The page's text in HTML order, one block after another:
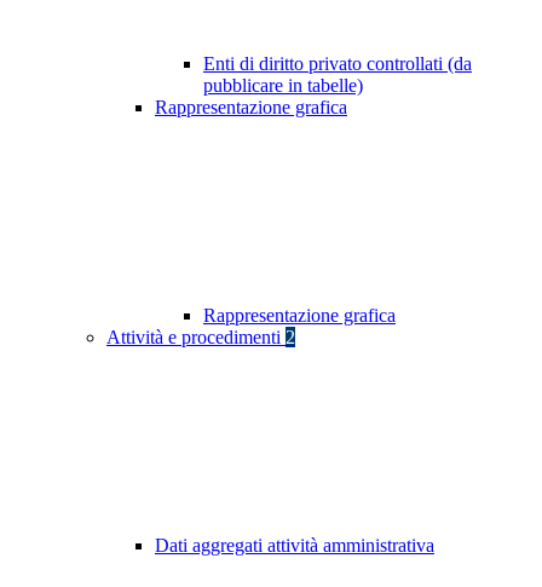
Enti di diritto privato controllati (da
pubblicare in tabelle)
Rappresentazione grafica
Rappresentazione grafica
Attività e procedimenti 2
Dati aggregati attività amministrativa